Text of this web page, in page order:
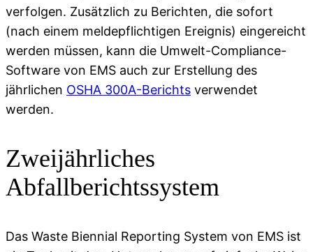
verfolgen. Zusätzlich zu Berichten, die sofort
(nach einem meldepflichtigen Ereignis) eingereicht
werden müssen, kann die Umwelt-Compliance-
Software von EMS auch zur Erstellung des
jährlichen OSHA 300A-Berichts verwendet
werden.
Zweijährliches
Abfallberichtssystem
Das Waste Biennial Reporting System von EMS ist